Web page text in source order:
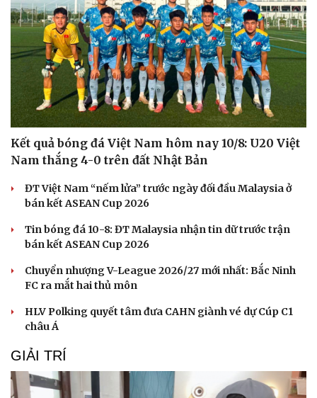
Dinh dưỡng - món ngon
Cây thuốc
Sản phụ khoa
Nhi khoa
Nam khoa
Làm đẹp - giảm cân
Phòng mạch online
Nhà đẹp
Tình yêu - Gia đình
Kết quả bóng đá Việt Nam hôm nay 10/8: U20 Việt
Nam thắng 4-0 trên đất Nhật Bản
ĐT Việt Nam “nếm lửa” trước ngày đối đầu Malaysia ở
bán kết ASEAN Cup 2026
Tin bóng đá 10-8: ĐT Malaysia nhận tin dữ trước trận
bán kết ASEAN Cup 2026
Chuyển nhượng V-League 2026/27 mới nhất: Bắc Ninh
FC ra mắt hai thủ môn
HLV Polking quyết tâm đưa CAHN giành vé dự Cúp C1
châu Á
GIẢI TRÍ